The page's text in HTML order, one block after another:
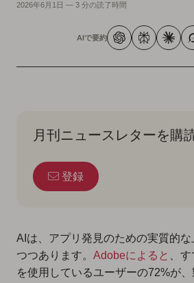
2026年6月1日 — 3 分の読了時間
AIで要約
月刊ニュースレターを購
登録
AIは、アプリ発見のための実質的な
つつあります。 Adobeによると
、
を使用しているユーザーの72%が